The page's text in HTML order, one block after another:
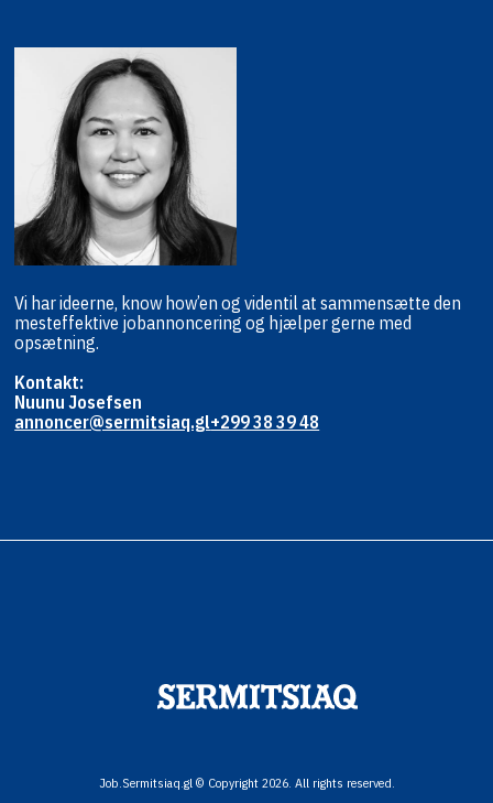
Vi har ideerne, know how’en og videntil at sammensætte den
mesteffektive jobannoncering og hjælpergerne med
opsætning.
Kontakt:
Nuunu Josefsen
annoncer@sermitsiaq.gl+299 38 39 48
Job.Sermitsiaq.gl © Copyright 2026. All rights reserved.